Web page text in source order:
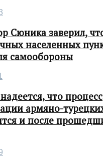
Сюника заверил,
населенных
самообороны
что процесс
армяно-
и после